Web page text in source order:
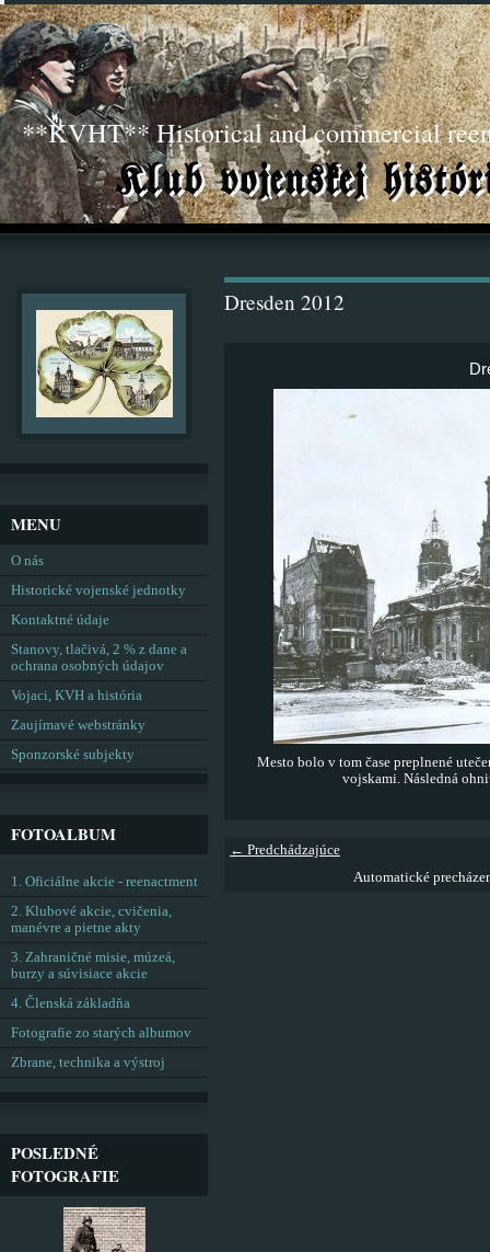
**KVHT** Historical and commercial
Dresden 2012
Mesto bolo v tom čase preplnené
vojskami. Následná
← Predchádzajúce
Automatické
MENU
O nás
Historické vojenské jednotky
Kontaktné údaje
Stanovy, tlačivá, 2 % z dane a
ochrana osobných údajov
Vojaci, KVH a história
Zaujímavé webstránky
Sponzorské subjekty
FOTOALBUM
1. Oficiálne akcie - reenactment
2. Klubové akcie, cvičenia,
manévre a pietne akty
3. Zahraničné misie, múzeá,
burzy a súvisiace akcie
4. Členská základňa
Fotografie zo starých albumov
Zbrane, technika a výstroj
POSLEDNÉ
FOTOGRAFIE